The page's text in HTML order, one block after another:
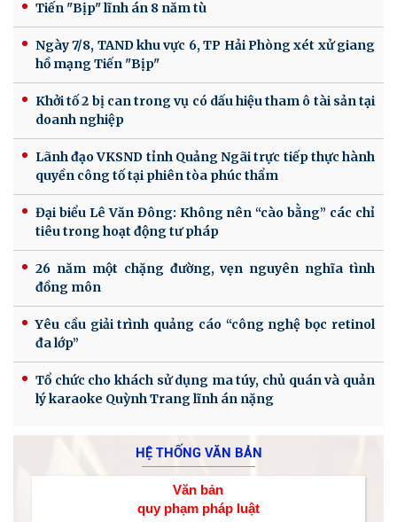
Tiến "Bịp" lĩnh án 8 năm tù
Ngày 7/8, TAND khu vực 6, TP Hải Phòng xét xử giang
hồ mạng Tiến "Bịp"
Khởi tố 2 bị can trong vụ có dấu hiệu tham ô tài sản tại
doanh nghiệp
Lãnh đạo VKSND tỉnh Quảng Ngãi trực tiếp thực hành
quyền công tố tại phiên tòa phúc thẩm
Đại biểu Lê Văn Đông: Không nên “cào bằng” các chỉ
tiêu trong hoạt động tư pháp
26 năm một chặng đường, vẹn nguyên nghĩa tình
đồng môn
Yêu cầu giải trình quảng cáo “công nghệ bọc retinol
đa lớp”
Tổ chức cho khách sử dụng ma túy, chủ quán và quản
lý karaoke Quỳnh Trang lĩnh án nặng
HỆ THỐNG VĂN BẢN
Văn bản
quy phạm pháp luật